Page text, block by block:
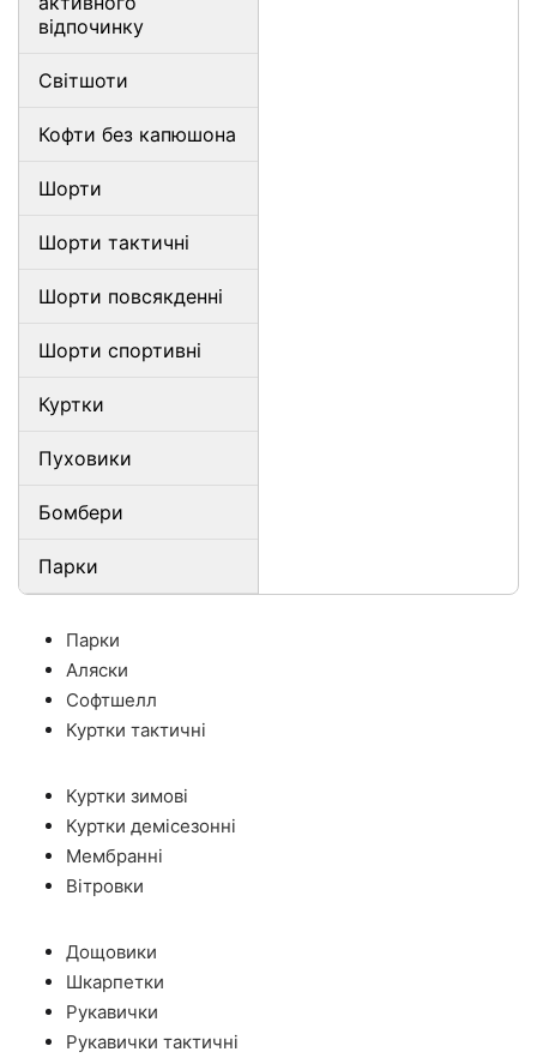
відпочинку
Світшоти
Кофти без капюшона
Шорти
Шорти тактичні
Шорти повсякденні
Шорти спортивні
Куртки
Пуховики
Бомбери
Парки
Парки
Аляски
Софтшелл
Куртки тактичні
Куртки зимові
Куртки демісезонні
Мембранні
Вітровки
Дощовики
Шкарпетки
Рукавички
Рукавички тактичні